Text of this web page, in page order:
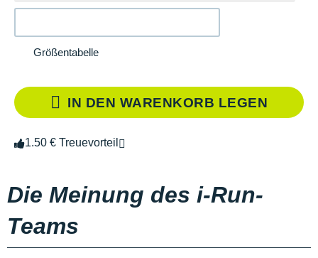
Größentabelle
IN DEN WARENKORB LEGEN
1.50 € Treuevorteil
Die Meinung des i-Run-
Teams